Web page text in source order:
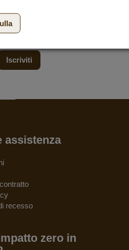
alla nostra newsletter gratuita
le ultime offerte e assicurarti il
10 %.
Iscriviti
assistenza
recesso
zero in